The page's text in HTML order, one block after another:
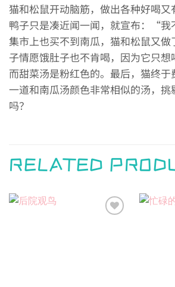
猫和松鼠开动脑筋，做出各种好喝
鸭子只是凑近闻一闻，就宣布：“
集市上也买不到南瓜，猫和松鼠又做
子情愿饿肚子也不肯喝，因为它只想
而甜菜汤是粉红色的。最后，猫终于
一道和南瓜汤颜色非常相似的汤，挑
吗？
RELATED